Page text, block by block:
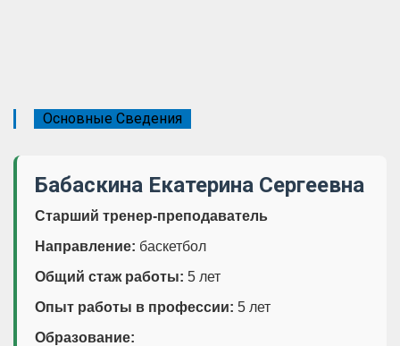
Основные Сведения
Бабаскина Екатерина Сергеевна
Старший тренер-преподаватель
Направление: баскетбол
Общий стаж работы: 5 лет
Опыт работы в профессии: 5 лет
Образование: